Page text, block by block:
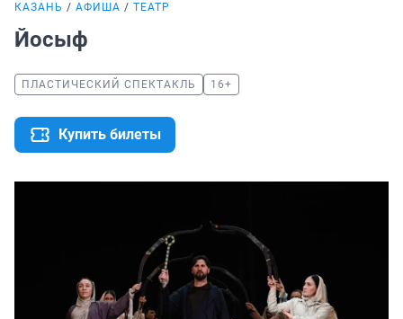
КАЗАНЬ АФИША ТЕАТР
Йосыф
ПЛАСТИЧЕСКИЙ СПЕКТАКЛЬ 16+
Купить билеты